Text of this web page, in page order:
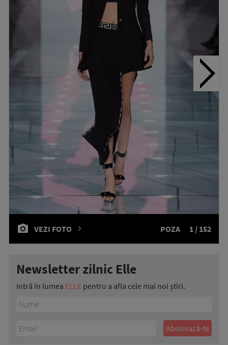
VEZI FOTO POZA 1 / 152
Newsletter zilnic Elle
Intră în lumea ELLE pentru a afla cele mai noi știri.